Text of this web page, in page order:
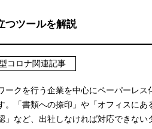
つツールを解説
コロナ関連記事
ークを行う企業を中心にペーパーレス
。「書類への捺印」や「オフィスにあ
」など、出社しなければ対応できない